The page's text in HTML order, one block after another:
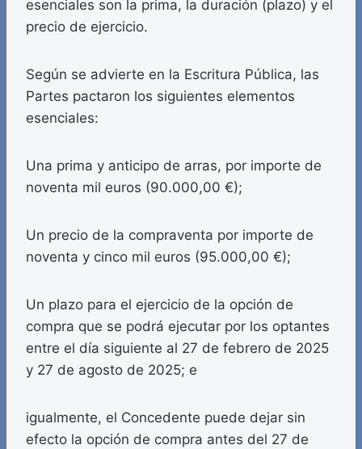
esenciales son la prima, la duración (plazo) y el
precio de ejercicio.
Según se advierte en la Escritura Pública, las
Partes pactaron los siguientes elementos
esenciales:
Una prima y anticipo de arras, por importe de
noventa mil euros (90.000,00 €);
Un precio de la compraventa por importe de
noventa y cinco mil euros (95.000,00 €);
Un plazo para el ejercicio de la opción de
compra que se podrá ejecutar por los optantes
entre el día siguiente al 27 de febrero de 2025
y 27 de agosto de 2025; e
igualmente, el Concedente puede dejar sin
efecto la opción de compra antes del 27 de